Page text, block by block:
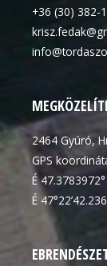
+36 (30) 382-
2464 Gyúró,
GPS
É
É